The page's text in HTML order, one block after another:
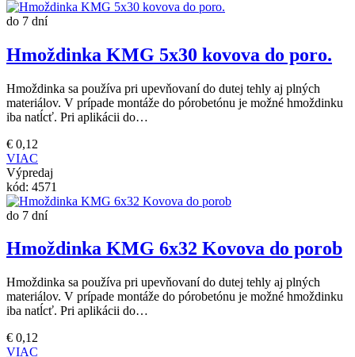
do 7 dní
Hmoždinka KMG 5x30 kovova do poro.
Hmoždinka sa používa pri upevňovaní do dutej tehly aj plných
materiálov. V prípade montáže do pórobetónu je možné hmoždinku
iba natĺcť. Pri aplikácii do…
€ 0,12
VIAC
Výpredaj
kód: 4571
do 7 dní
Hmoždinka KMG 6x32 Kovova do porob
Hmoždinka sa používa pri upevňovaní do dutej tehly aj plných
materiálov. V prípade montáže do pórobetónu je možné hmoždinku
iba natĺcť. Pri aplikácii do…
€ 0,12
VIAC